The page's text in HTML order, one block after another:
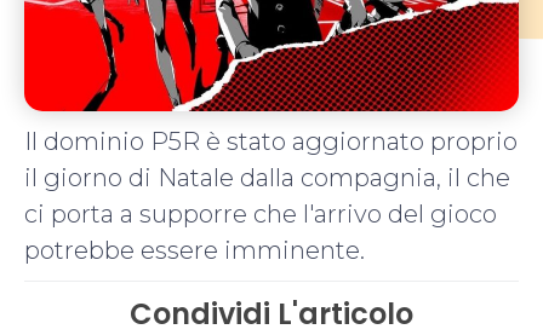
Il dominio P5R è stato aggiornato proprio
il giorno di Natale dalla compagnia, il che
ci porta a supporre che l'arrivo del gioco
potrebbe essere imminente.
Condividi L'articolo